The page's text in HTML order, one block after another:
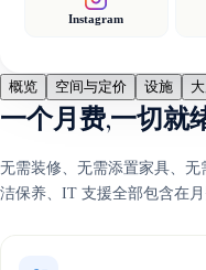
Instagram
概览 空间与定价 设施
一个月费,一切就
无需装修、无需添置家具、
洁保养、IT 支援全部包含在月